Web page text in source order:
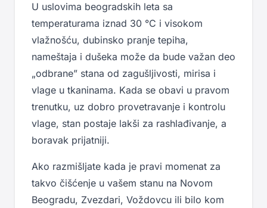
U uslovima beogradskih leta sa
temperaturama iznad 30 °C i visokom
vlažnošću, dubinsko pranje tepiha,
nameštaja i dušeka može da bude važan deo
„odbrane” stana od zagušljivosti, mirisa i
vlage u tkaninama. Kada se obavi u pravom
trenutku, uz dobro provetravanje i kontrolu
vlage, stan postaje lakši za rashlađivanje, a
boravak prijatniji.
Ako razmišljate kada je pravi momenat za
takvo čišćenje u vašem stanu na Novom
Beogradu, Zvezdari, Voždovcu ili bilo kom